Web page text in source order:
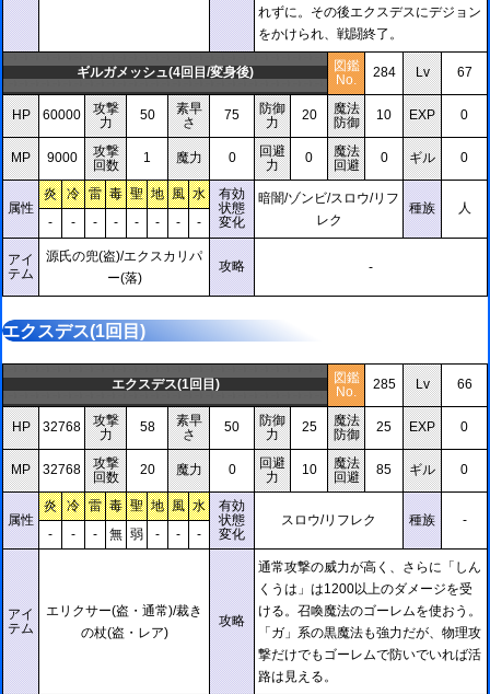
れずに。その後エクスデスにデジョン
をかけられ、戦闘終了。
ギルガメッシュ(4回目/変身後)
図鑑
No.
284 Lv 67
HP 60000
攻撃
力
50
素早
さ
75
防御
力
20
魔法
防御
10 EXP 0
MP 9000
攻撃
回数
1 魔力 0
回避
力
0
魔法
回避
0 ギル 0
属性
炎 冷 雷 毒 聖 地 風 水
有効
状態
変化
暗闇/ゾンビ/スロウ/リフ
レク
種族
人
-
- - - - - - -
アイ
テム
源氏の兜(盗)/エクスカリパ
ー(落)
攻略 -
エクスデス(1回目)
エクスデス(1回目)
図鑑
No.
285 Lv 66
HP 32768
攻撃
力
58
素早
さ
50
防御
力
25
魔法
防御
25 EXP 0
MP 32768
攻撃
回数
20 魔力 0
回避
力
10
魔法
回避
85 ギル 0
属性
炎 冷 雷 毒 聖 地 風 水
有効
状態
変化
スロウ/リフレク 種族
-
-
- - 無 弱 - - -
アイ
テム
エリクサー(盗・通常)/裁き
の杖(盗・レア)
攻略
通常攻撃の威力が高く、さらに「しん
くうは」は1200以上のダメージを受
ける。召喚魔法のゴーレムを使おう。
「ガ」系の黒魔法も強力だが、物理攻
撃だけでもゴーレムで防いでいれば活
路は見える。